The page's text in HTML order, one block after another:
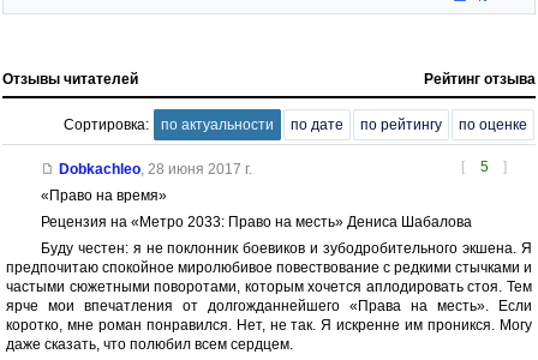
Отзывы читателей Рейтинг отзыва
Сортировка: по актуальности по дате по рейтингу по оценке
[ 5 ]
Dobkachleo, 28 июня 2017 г.
«Право на время»
Рецензия на «Метро 2033: Право на месть» Дениса Шабалова
Буду честен: я не поклонник боевиков и зубодробительного экшена. Я
предпочитаю спокойное миролюбивое повествование с редкими стычками и
частыми сюжетными поворотами, которым хочется аплодировать стоя. Тем
ярче мои впечатления от долгожданнейшего «Права на месть». Если
коротко, мне роман понравился. Нет, не так. Я искренне им проникся. Могу
даже сказать, что полюбил всем сердцем.